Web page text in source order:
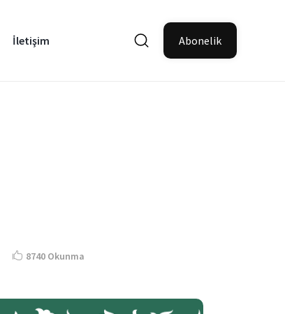
İletişim Abonelik
8740 Okunma